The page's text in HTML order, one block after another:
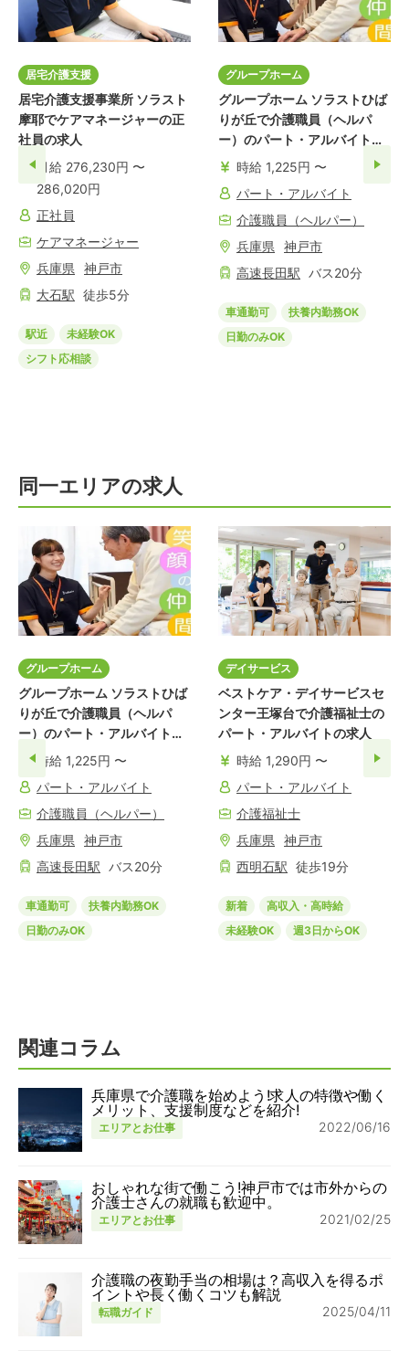
居宅介護支援
居宅介護支援事業所 ソラスト
摩耶でケアマネージャーの正
社員の求人
月給 276,230円 〜
286,020円
正社員
ケアマネージャー
兵庫県
神戸市
大石駅 徒歩5分
駅近
未経験OK
シフト応相談
グループホーム
グループホーム ソラストひば
りが丘で介護職員（ヘルパ
ー）のパート・アルバイトの
求人時給 1,225円 〜
パート・アルバイト
介護職員（ヘルパー）
兵庫県
神戸市
高速長田駅 バス20分
車通勤可
扶養内勤務OK
日勤のみOK
同一エリアの求人
グループホーム
グループホーム ソラストひば
りが丘で介護職員（ヘルパ
ー）のパート・アルバイトの
求人 時給 1,225円 〜
パート・アルバイト
介護職員（ヘルパー）
兵庫県
神戸市
高速長田駅 バス20分
車通勤可
扶養内勤務OK
日勤のみOK
デイサービス
ベストケア・デイサービスセ
ンター王塚台で介護福祉士の
パート・アルバイトの求人
時給 1,290円 〜
パート・アルバイト
介護福祉士
兵庫県
神戸市
西明石駅 徒歩19分
新着
高収入・高時給
未経験OK
週3日からOK
関連コラム
兵庫県で介護職を始めよう!求人の特徴や働く
メリット、支援制度などを紹介!
エリアとお仕事 2022/06/16
おしゃれな街で働こう!神戸市では市外からの
介護士さんの就職も歓迎中。
エリアとお仕事 2021/02/25
介護職の夜勤手当の相場は？高収入を得るポ
イントや長く働くコツも解説
転職ガイド 2025/04/11